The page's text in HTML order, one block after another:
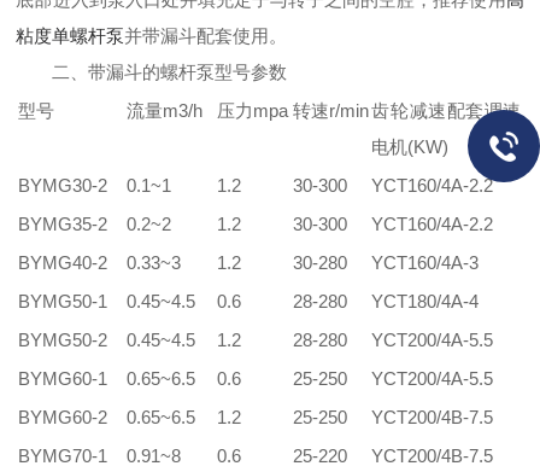
粘度单螺杆泵并带漏斗配套使用。
二、带漏斗的螺杆泵型号参数
型号
流量m3/h 压力mpa 转速r/min齿轮减速配套调速
电机(KW)
BYMG30-2
0.1~1 1.2 30-300
YCT160/4A-2.2
BYMG35-2
0.2~2 1.2 30-300
YCT160/4A-2.2
BYMG40-2
0.33~3 1.2 30-280
YCT160/4A-3
BYMG50-1
0.45~4.5 0.6 28-280
YCT180/4A-4
BYMG50-2
0.45~4.5 1.2 28-280
YCT200/4A-5.5
BYMG60-1
0.65~6.5 0.6 25-250
YCT200/4A-5.5
BYMG60-2
0.65~6.5 1.2 25-250
YCT200/4B-7.5
BYMG70-1
0.91~8 0.6 25-220
YCT200/4B-7.5